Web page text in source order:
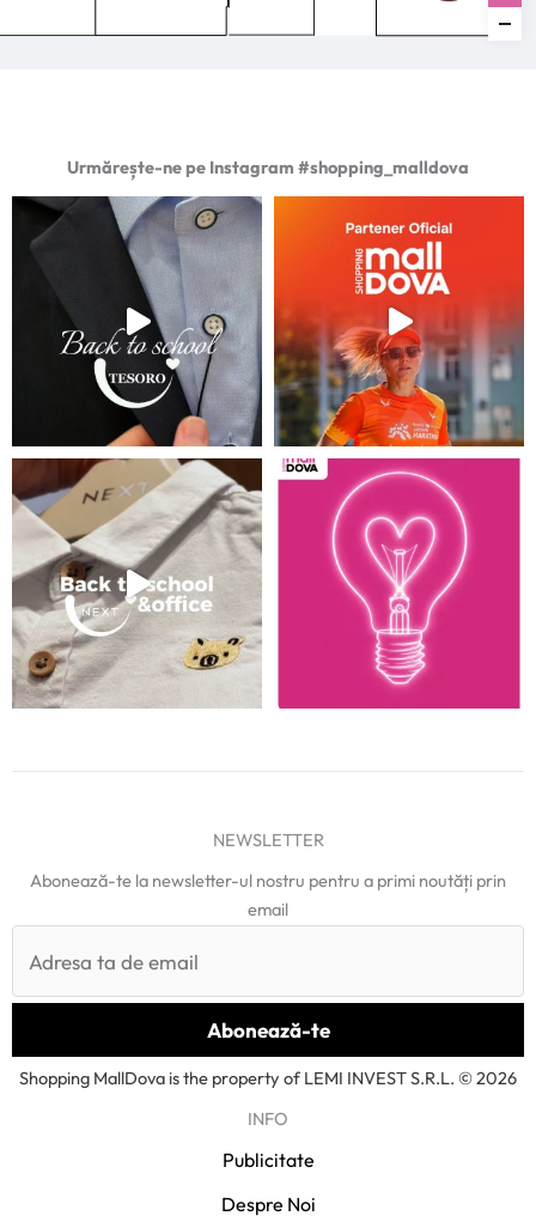
Urmărește-ne pe Instagram #shopping_malldova
NEWSLETTER
Abonează-te la newsletter-ul nostru pentru a primi noutăți prin
email
Shopping MallDova is the property of LEMI INVEST S.R.L. © 2026
INFO
Publicitate
Despre Noi